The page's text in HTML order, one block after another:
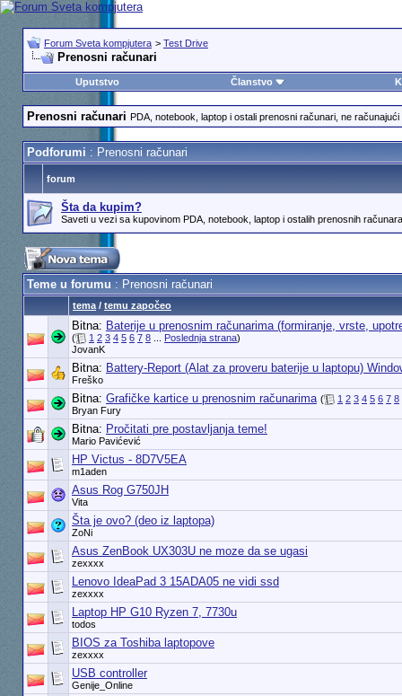
Forum Sveta kompjutera > Test Drive
Prenosni računari
Uputstvo Članstvo
Prenosni računari PDA, notebook, laptop i ostali prenosni računari, ne računajući
Podforumi : Prenosni računari
forum
Šta da kupim?
Saveti u vezi sa kupovinom PDA, notebook, laptop i ostalih prenosnih
Teme u forumu: Prenosni računari
tema/ temu započeo
Bitna: Baterije u prenosnim računarima (formiranje, vrste,
( 1 2 3 4 5 6 7 8... Poslednja strana)
JovanK
Bitna: Battery-Report (Alat za proveru baterije u laptopu)
Freško
Bitna: Grafičke kartice u prenosnim računarima ( 1 2 3 4 5 6 7 8
Bryan Fury
Bitna: Pročitati pre postavljanja teme!
Mario Pavićević
HP Victus - 8D7V5EA
m1aden
Asus Rog G750JH
Vita
Šta je ovo? (deo iz laptopa)
ZoNi
Asus ZenBook UX303U ne moze da se ugasi
zexxxx
Lenovo IdeaPad 3 15ADA05 ne vidi ssd
zexxxx
Laptop HP G10 Ryzen 7, 7730u
todos
BIOS za Toshiba laptopove
zexxxx
USB controller
Genije_Online